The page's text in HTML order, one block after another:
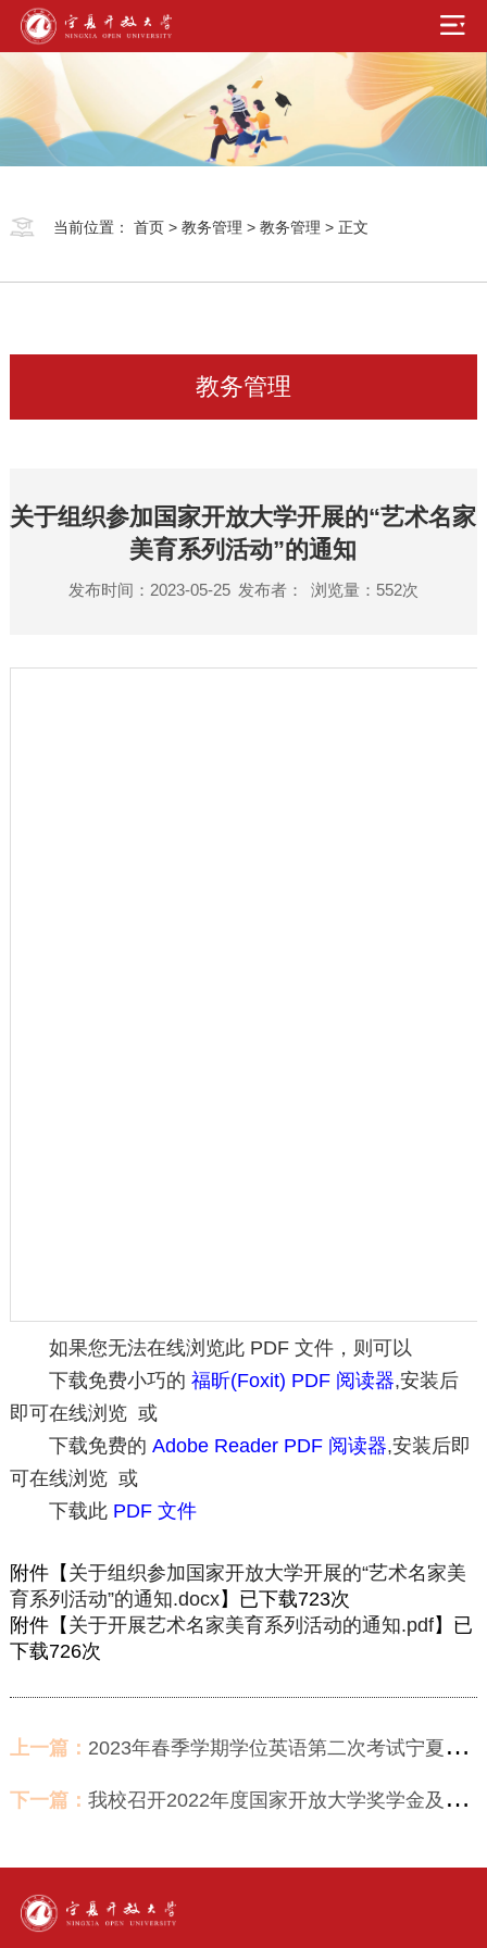
当前位置： 首页> 教务管理 > 教务管理 > 正文
教务管理
关于组织参加国家开放大学开展的“艺术名家
美育系列活动”的通知
发布时间：2023-05-25 发布者： 浏览量： 552次
如果您无法在线浏览此 PDF 文件，则可以
下载免费小巧的 福昕(Foxit) PDF 阅读器,安装后
即可在线浏览 或
下载免费的 Adobe Reader PDF 阅读器,安装后即
可在线浏览 或
下载此 PDF 文件
附件【 关于组织参加国家开放大学开展的“艺术名家美
育系列活动”的通知.docx】已下载723次
附件【 关于开展艺术名家美育系列活动的通知.pdf】已
下载726次
上一篇： 2023年春季学期学位英语第二次考试宁夏分部考点考试顺利结束
下一篇： 我校召开2022年度国家开放大学奖学金及2023年度宁夏开放大学奖学金评审工作会